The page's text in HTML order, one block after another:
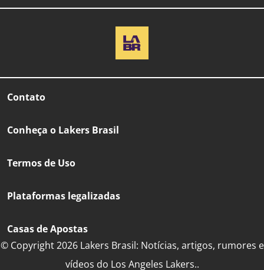
Contato
Conheça o Lakers Brasil
Termos de Uso
Plataformas legalizadas
Casas de Apostas
© Copyright 2026 Lakers Brasil: Notícias, artigos, rumores e
vídeos do Los Angeles Lakers..